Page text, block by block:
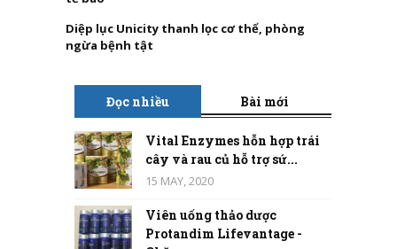
Diệp lục Unicity thanh lọc cơ thể, phòng
ngừa bệnh tật
Đọc nhiều Bài mới
Vital Enzymes hỗn hợp trái
cây và rau củ hỗ trợ sứ...
15 MAY, 2020
Viên uống thảo dược
Protandim Lifevantage -